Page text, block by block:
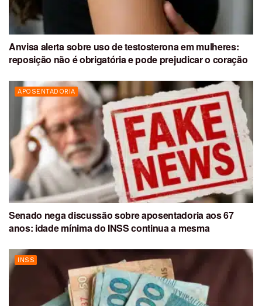
Anvisa alerta sobre uso de testosterona em mulheres:
reposição não é obrigatória e pode prejudicar o coração
APOSENTADORIA
Senado nega discussão sobre aposentadoria aos 67
anos: idade mínima do INSS continua a mesma
INSS